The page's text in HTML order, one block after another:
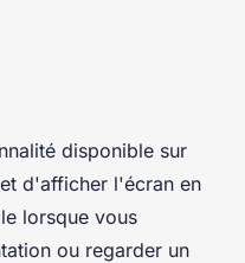
disponible sur
d'afficher l'écran en
lorsque vous
ou regarder un